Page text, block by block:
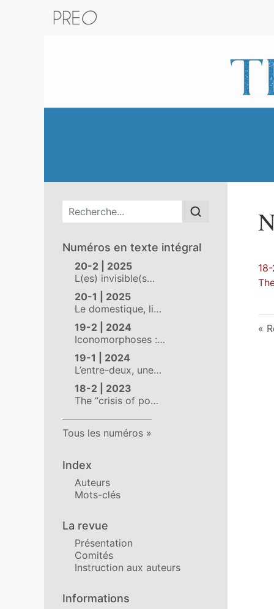
Menu principal
Numéros en texte intégral
20-2 | 2025
L(es) invisible(s…
20-1 | 2025
Le domestique, li…
19-2 | 2024
Iconomorphoses :…
19-1 | 2024
L’entre-deux, une…
18-2 | 2023
The “crisis of po…
Tous les numéros
Index
Auteurs
Mots-clés
La revue
Présentation
Comités
Instruction aux auteurs
Informations